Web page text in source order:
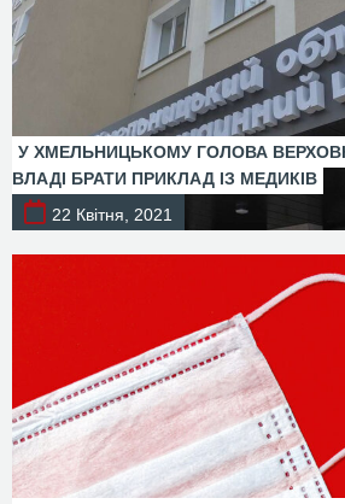
У ХМЕЛЬНИЦЬКОМУ ГОЛОВА
ВЛАДІ БРАТИ ПРИКЛАД ІЗ МЕДИКІВ
22 Квітня, 2021